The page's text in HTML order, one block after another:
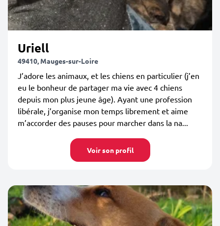
Uriell
49410, Mauges-sur-Loire
J’adore les animaux, et les chiens en particulier (j’en
eu le bonheur de partager ma vie avec 4 chiens
depuis mon plus jeune âge). Ayant une profession
libérale, j’organise mon temps librement et aime
m’accorder des pauses pour marcher dans la na...
Voir son profil